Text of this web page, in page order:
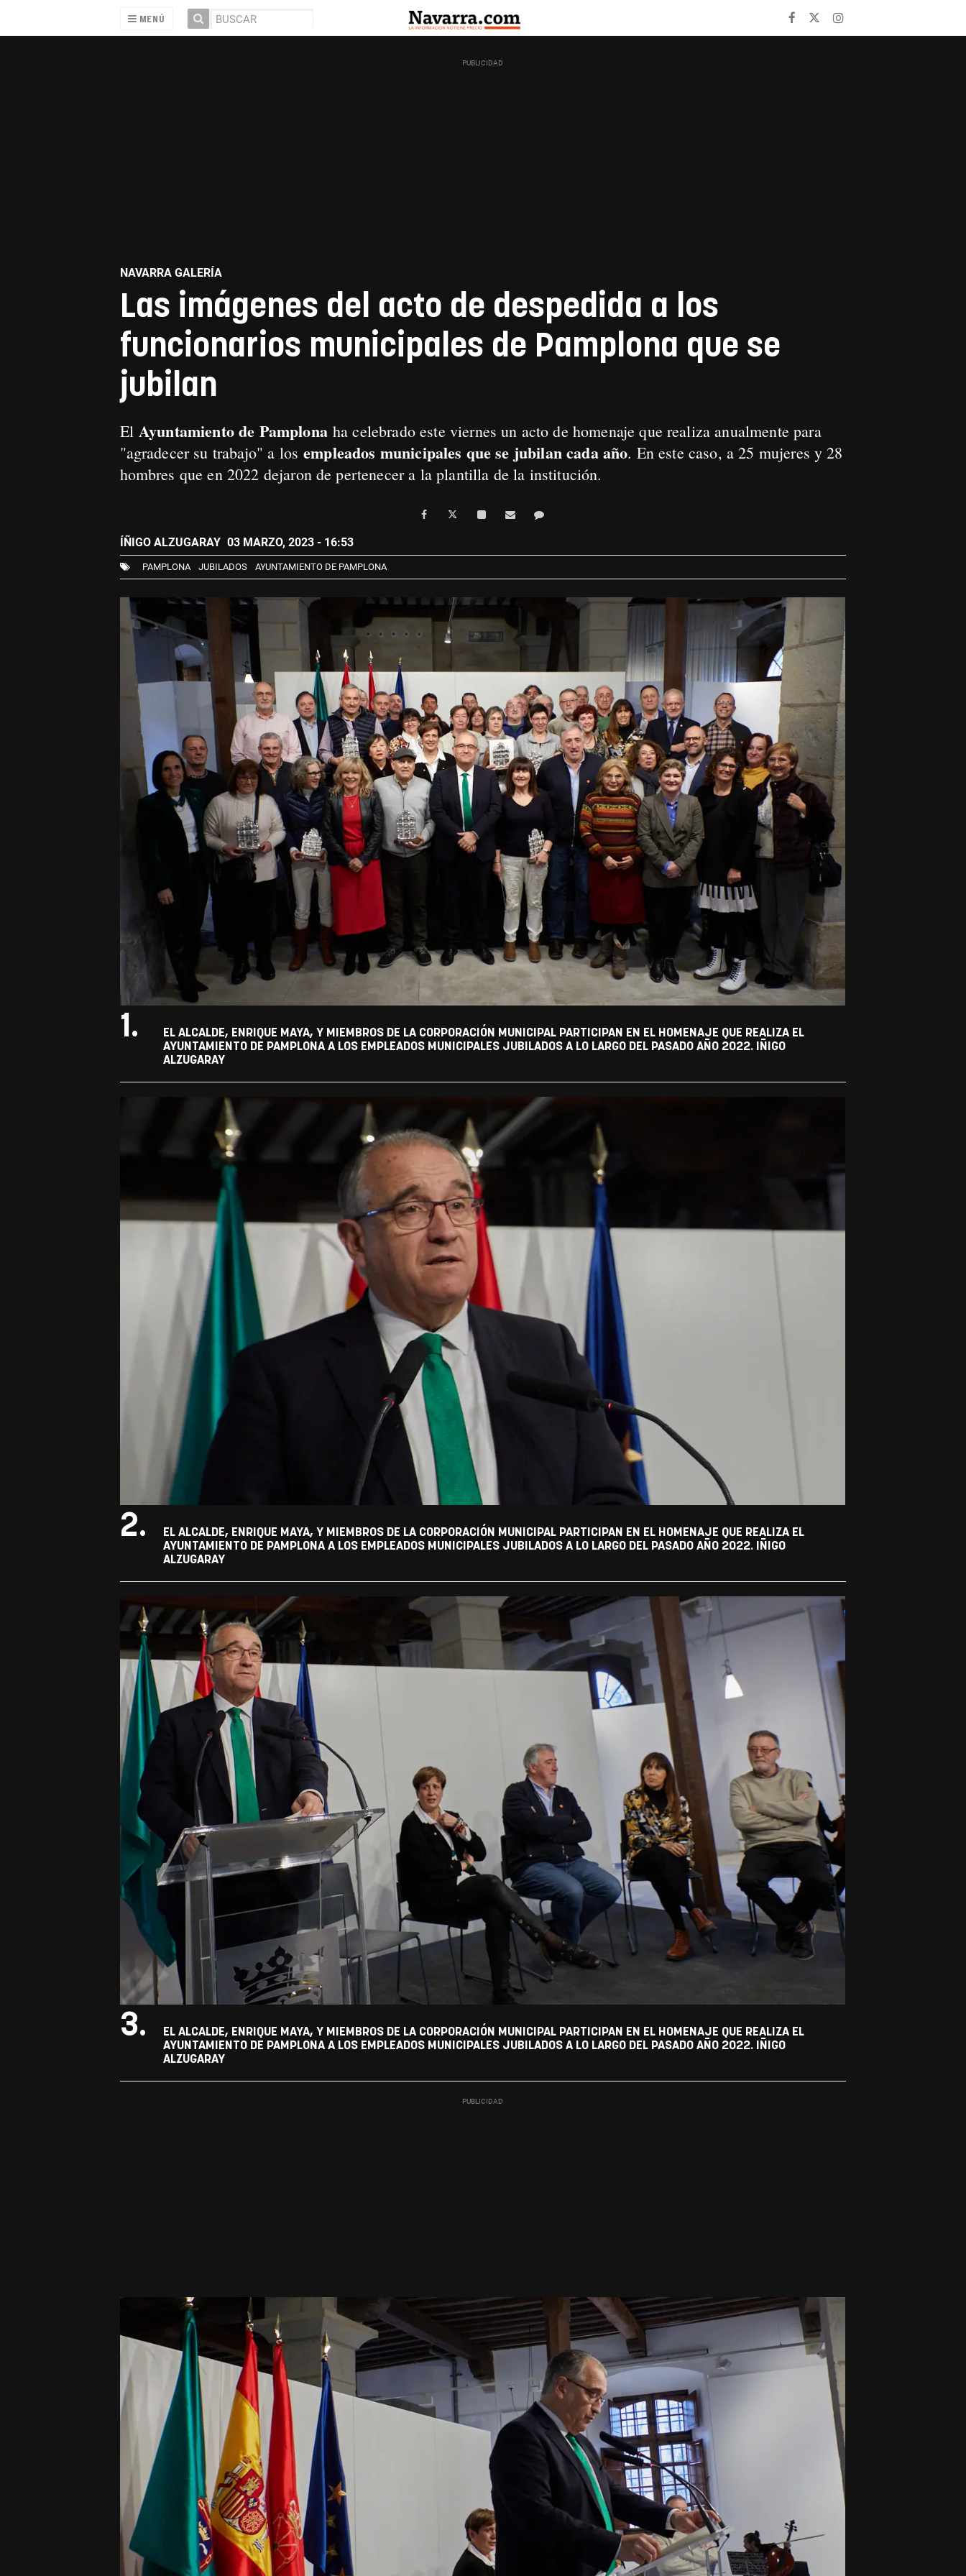
MENÚ
NAVARRA GALERÍA
Las imágenes del acto de despedida a los
funcionarios municipales de Pamplona que se
jubilan
El Ayuntamiento de Pamplonaha celebrado este viernes un acto de homenaje que realiza anualmente para
"agradecer su trabajo" a losempleados municipales que se jubilancada año. En este caso, a 25 mujeres y 28
hombres que en 2022 dejaron de pertenecer a la plantilla de la institución.
ÍÑIGO ALZUGARAY 03 MARZO, 2023 - 16:53
PAMPLONA JUBILADOS AYUNTAMIENTO DE PAMPLONA
1.
EL ALCALDE, ENRIQUE MAYA, Y MIEMBROS DE LA CORPORACIÓN MUNICIPAL PARTICIPAN EN EL HOMENAJE QUE REALIZA EL
AYUNTAMIENTO DE PAMPLONA A LOS EMPLEADOS MUNICIPALES JUBILADOS A LO LARGO DEL PASADO AÑO 2022. IÑIGO
ALZUGARAY
2.
EL ALCALDE, ENRIQUE MAYA, Y MIEMBROS DE LA CORPORACIÓN MUNICIPAL PARTICIPAN EN EL HOMENAJE QUE REALIZA EL
AYUNTAMIENTO DE PAMPLONA A LOS EMPLEADOS MUNICIPALES JUBILADOS A LO LARGO DEL PASADO AÑO 2022. IÑIGO
ALZUGARAY
3.
EL ALCALDE, ENRIQUE MAYA, Y MIEMBROS DE LA CORPORACIÓN MUNICIPAL PARTICIPAN EN EL HOMENAJE QUE REALIZA EL
AYUNTAMIENTO DE PAMPLONA A LOS EMPLEADOS MUNICIPALES JUBILADOS A LO LARGO DEL PASADO AÑO 2022. IÑIGO
ALZUGARAY